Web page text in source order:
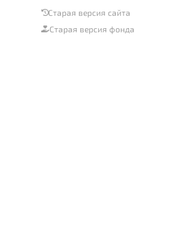
Старая версия сайта
Старая версия фонда